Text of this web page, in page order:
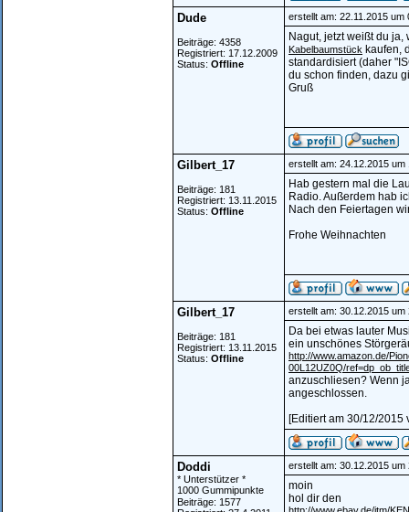
Dude
Beiträge: 4358
Registriert: 17.12.2009
Status: Offline
erstellt am: 22.11.2015 um
Nagut, jetzt weißt du
Kabelbaumstück kaufen,
standardisiert (daher
du schon finden, dazu
Gruß
Gilbert_17
Beiträge: 181
Registriert: 13.11.2015
Status: Offline
erstellt am: 24.12.2015 um
Hab gestern mal die
Radio. Außerdem hab
Nach den Feiertagen
Frohe Weihnachten
Gilbert_17
Beiträge: 181
Registriert: 13.11.2015
Status: Offline
erstellt am: 30.12.2015 um
Da bei etwas lauter
ein unschönes
http://www.amazon.de/
00L12UZ0Q/
anzuschliesen? Wenn
angeschlossen.
[Editiert am 30/12/2015
Doddi
* Unterstützer *
1000 Gummipunkte
Beiträge: 1577
erstellt am: 30.12.2015 um
moin
hol dir den